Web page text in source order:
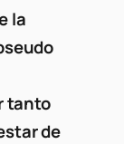
la
tanto
de